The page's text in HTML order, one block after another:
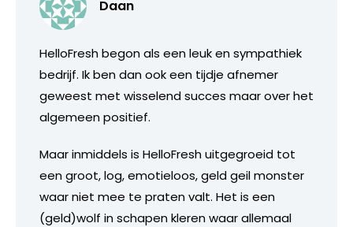
Daan
HelloFresh begon als een leuk en sympathiek
bedrijf. Ik ben dan ook een tijdje afnemer
geweest met wisselend succes maar over het
algemeen positief.
Maar inmiddels is HelloFresh uitgegroeid tot
een groot, log, emotieloos, geld geil monster
waar niet mee te praten valt. Het is een
(geld)wolf in schapen kleren waar allemaal